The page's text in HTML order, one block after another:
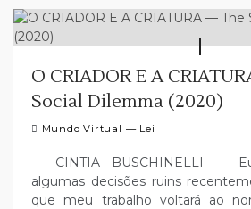
O CRIADOR E A
Social Dilemma (2020)
Mundo Virtual — Lei
— CINTIA BUSCHINELLI —
algumas decisões ruins
que meu trabalho voltará ao